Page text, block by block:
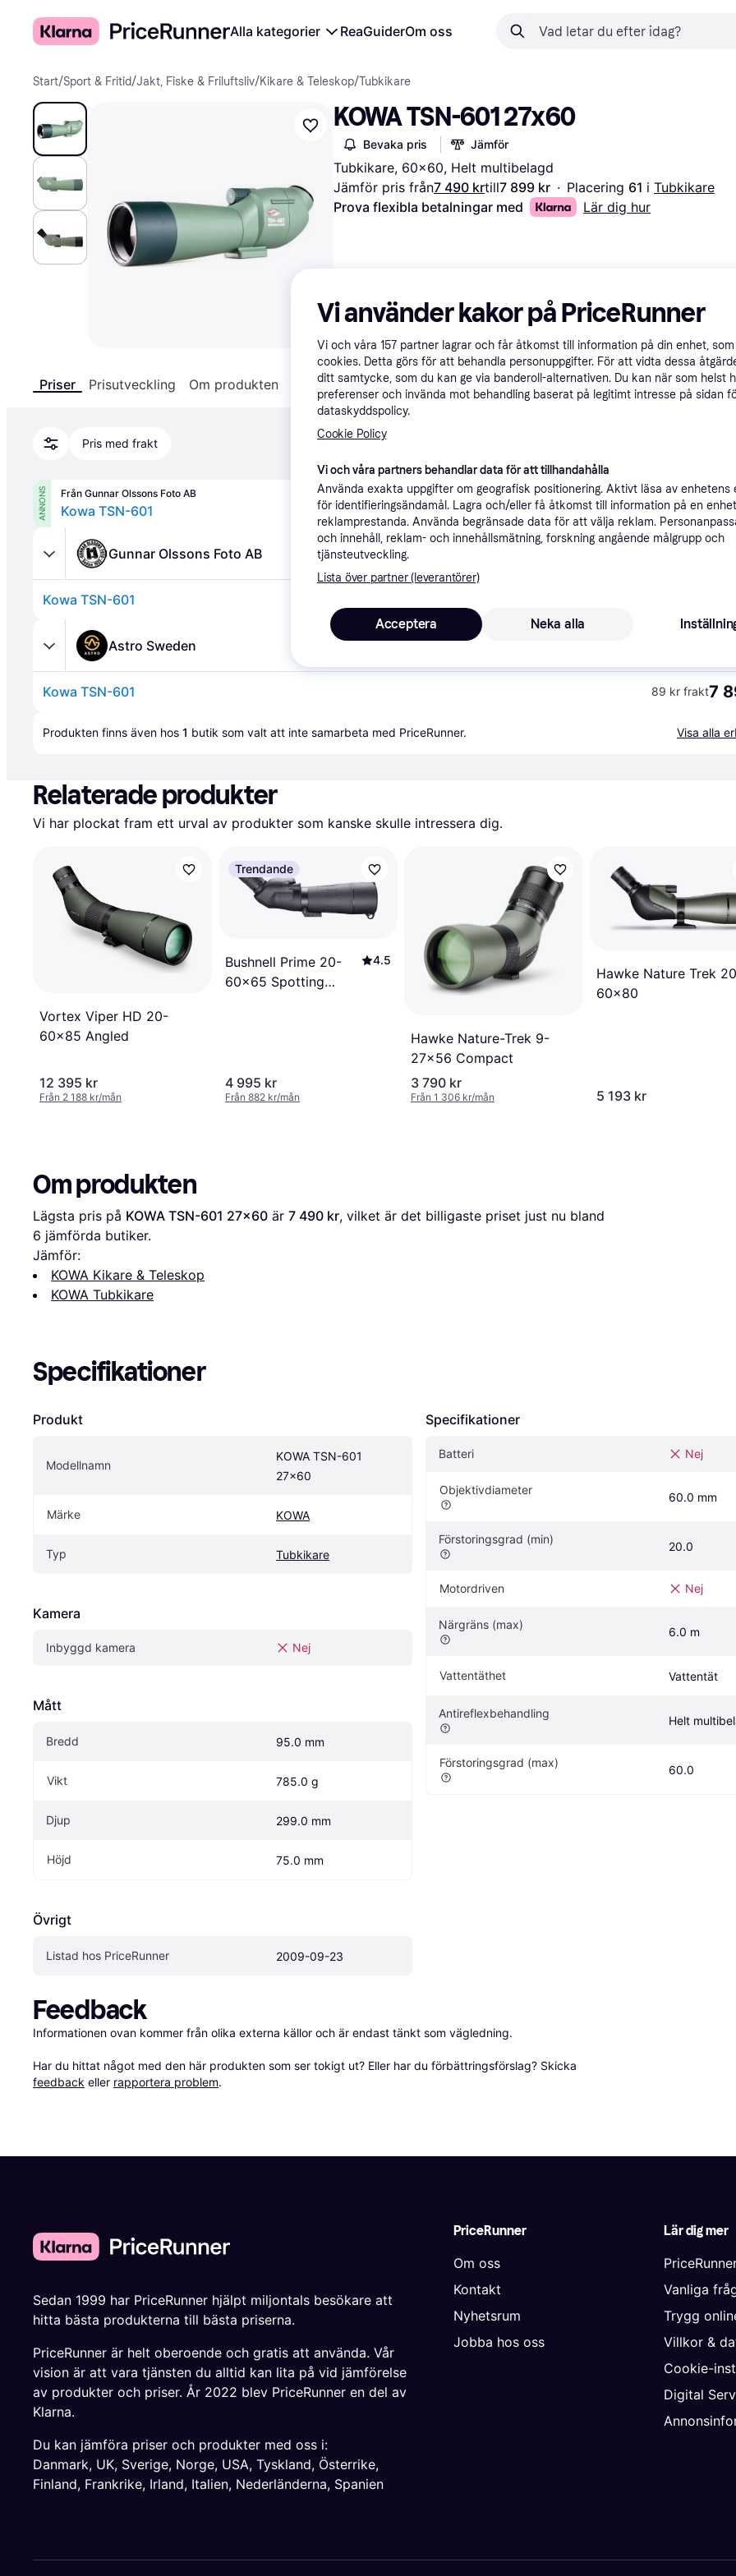
Alla kategorier ReaGuiderOm oss
Start/Sport & Fritid/Jakt, Fiske & Friluftsliv/Kikare & Teleskop/Tubkikare
KOWA TSN-601 27x60
Bevaka pris Jämför
Tubkikare, 60x60, Helt multibelagd
Jämför pris från7 490 krtill7 899 kr · Placering 61 i Tubkikare
Prova flexibla betalningar med
Lär dig hur
Priser Prisutveckling Om produkten Specifikationer
Pris med frakt
ANNONS Från Gunnar Olssons Foto AB
Kowa TSN-601 Fri frakt7
Gunnar Olssons Foto AB
Kowa TSN-601
Astro Sweden
Kowa TSN-601 89 kr frakt7
Produkten finns även hos 1 butik som valt att inte samarbeta med PriceRunner. Visa alla
Relaterade produkter
Vi har plockat fram ett urval av produkter som kanske skulle intressera dig.
Vortex Viper HD 20-
60x85 Angled
12 395 kr
Från 2 188 kr/mån
Trendande
Bushnell Prime 20-
60x65 Spotting
4.5
4 995 kr
Från 882 kr/mån
Hawke Nature-Trek 9-
27x56 Compact
3 790 kr
Från 1 306 kr/mån
Hawke Nature Trek
60×80
5 193 kr
Om produkten
Lägsta pris på KOWA TSN-601 27x60 är 7 490 kr
6 jämförda butiker.
Jämför:
KOWA Kikare & Teleskop
KOWA Tubkikare
Specifikationer
Produkt
Modellnamn
KOWA TSN-601
27x60
Märke KOWA
Typ Tubkikare
Kamera
Inbyggd kamera Nej
Mått
Bredd 95.0 mm
Vikt 785.0 g
Djup 299.0 mm
Höjd 75.0 mm
Övrigt
Listad hos PriceRunner 2009-09-23
Specifikationer
Batteri Nej
Objektivdiameter
60.0 mm
Förstoringsgrad (min)
20.0
Motordriven Nej
Närgräns (max)
6.0 m
Vattentäthet Vattentät
Antireflexbehandling
Helt
Förstoringsgrad (max)
60.0
Feedback
Informationen ovan kommer från olika externa källor och är endast tänkt som vägledning.
Har du hittat något med den här produkten som ser tokigt ut? Eller har du förbättringsförslag? Skicka
feedback eller rapportera problem.
PriceRunner
Om oss
Kontakt
Nyhetsrum
Jobba hos oss
Lär dig mer
Vanliga
Trygg
Villkor &
Cookie-
Digital
Sedan 1999 har PriceRunner hjälpt miljontals besökare att
hitta bästa produkterna till bästa priserna.
PriceRunner är helt oberoende och gratis att använda. Vår
vision är att vara tjänsten du alltid kan lita på vid jämförelse
av produkter och priser. År 2022 blev PriceRunner en del av
Klarna.
Du kan jämföra priser och produkter med oss i:
Danmark, UK, Sverige, Norge, USA, Tyskland, Österrike,
Finland, Frankrike, Irland, Italien, Nederländerna, Spanien
Vi använder kakor på PriceRunner
Vi och våra 157 partner lagrar och får åtkomst till information på din enhet,
cookies. Detta görs för att behandla personuppgifter. För att vidta dessa
ditt samtycke, som du kan ge via banderoll-alternativen. Du kan när som helst
preferenser och invända mot behandling baserat på legitimt intresse på sidan
dataskyddspolicy.
Cookie Policy
Vi och våra partners behandlar data för att tillhandahålla
Använda exakta uppgifter om geografisk positionering. Aktivt läsa av enhetens
för identifieringsändamål. Lagra och/eller få åtkomst till information på en
reklamprestanda. Använda begränsade data för att välja reklam.
och innehåll, reklam- och innehållsmätning, forskning angående målgrupp och
tjänsteutveckling.
Lista över partner (leverantörer)
Neka alla
Acceptera